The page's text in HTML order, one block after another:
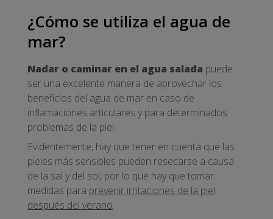
¿Cómo se utiliza el agua de
mar?
Nadar o caminar en el agua salada puede
ser una excelente manera de aprovechar los
beneficios del agua de mar en caso de
inflamaciones articulares y para determinados
problemas de la piel.
Evidentemente, hay que tener en cuenta que las
pieles más sensibles pueden resecarse a causa
de la sal y del sol, por lo que hay que tomar
medidas para prevenir irritaciones de la piel
después del verano.